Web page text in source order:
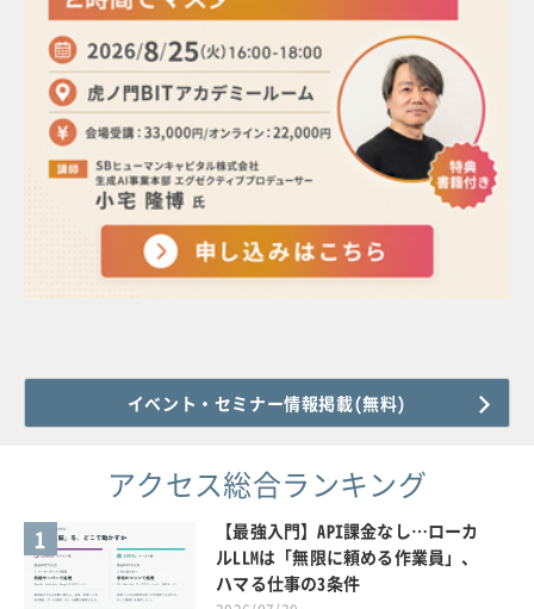
イベント・セミナー情報掲載(無料)
アクセス総合ランキング
1
【最強入門】API課金なし…ローカ
ルLLMは「無限に頼める作業員」、
ハマる仕事の3条件